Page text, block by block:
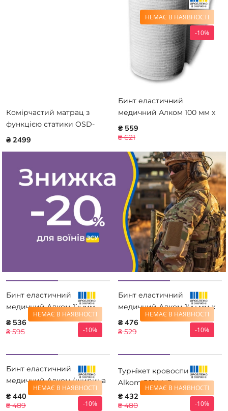
Комірчастий матрац з
функцією статики OSD-
QDC-300
₴ 2499
НЕМАЄ В НАЯВНОСТІ
-10%
Бинт еластичний
медичний Алком 100 мм х
10,0 м
₴ 559
₴ 621
НЕМАЄ В НАЯВНОСТІ
-10%
Бинт еластичний
медичний Алком 120мм
10,0м
₴ 536
₴ 595
НЕМАЄ В НАЯВНОСТІ
-10%
Бинт еластичний
медичний Алком 100 мм х
8,0 м
₴ 476
₴ 529
НЕМАЄ В НАЯВНОСТІ
-10%
Бинт еластичний
медичний Алком (ширина
8,0 см) 10,0м 5508А-10
₴ 440
₴ 489
НЕМАЄ В НАЯВНОСТІ
-10%
Турнікет кровоспинний
Alkom 5814 HF
₴ 432
₴ 480